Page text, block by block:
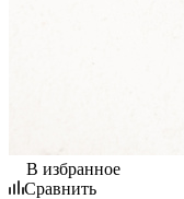
В избранное
Сравнить